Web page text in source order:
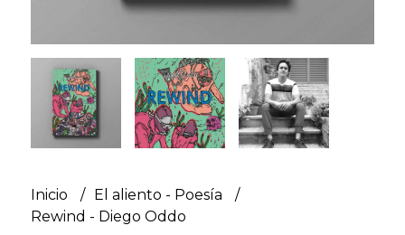
Inicio
El aliento - Poesía
Rewind - Diego Oddo